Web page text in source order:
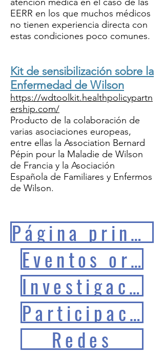
EERR en los que muchos médicos
no tienen experiencia directa con
estas condiciones poco comunes.
Kit de sensibilización sobre la
Enfermedad de Wilson
https://wdtoolkit.healthpolicypartn
ership.com/
Producto de la colaboración de
varias asociaciones europeas,
entre ellas la Association Bernard
Pépin pour la Maladie de Wilson
de Francia y la Asociación
Española de Familiares y Enfermos
de Wilson.
Página principal EERR
Eventos organizados
Investigación
Participación en eventos
Redes